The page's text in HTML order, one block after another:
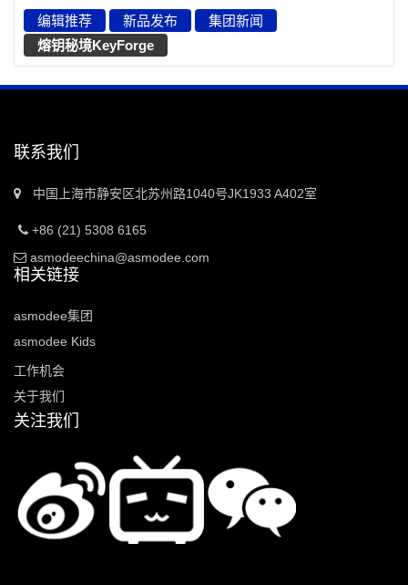
编辑推荐 新品发布
集团新闻
熔钥秘境KeyForge
联系我们
中国上海市静安区北苏州路1040号JK1933 A402室
+86 (21) 5308 6165
asmodeechina@asmodee.com
相关链接
asmodee集团
asmodee Kids
工作机会
关于我们
关注我们